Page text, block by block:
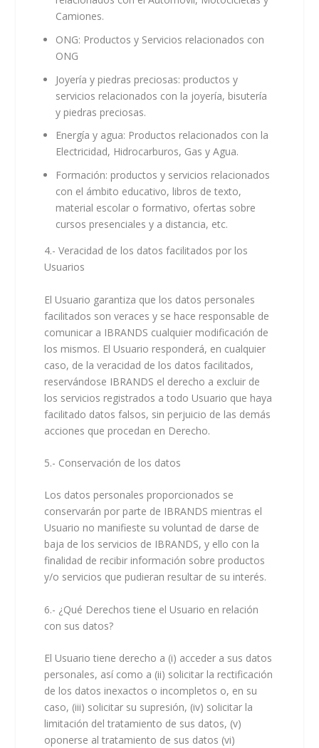
Camiones.
ONG: Productos y Servicios relacionados con
ONG
Joyería y piedras preciosas: productos y
servicios relacionados con la joyería, bisutería
y piedras preciosas.
Energía y agua: Productos relacionados con la
Electricidad, Hidrocarburos, Gas y Agua.
Formación: productos y servicios relacionados
con el ámbito educativo, libros de texto,
material escolar o formativo, ofertas sobre
cursos presenciales y a distancia, etc.
4.- Veracidad de los datos facilitados por los
Usuarios
El Usuario garantiza que los datos personales
facilitados son veraces y se hace responsable de
comunicar a IBRANDS cualquier modificación de
los mismos. El Usuario responderá, en cualquier
caso, de la veracidad de los datos facilitados,
reservándose IBRANDS el derecho a excluir de
los servicios registrados a todo Usuario que haya
facilitado datos falsos, sin perjuicio de las demás
acciones que procedan en Derecho.
5.- Conservación de los datos
Los datos personales proporcionados se
conservarán por parte de IBRANDS mientras el
Usuario no manifieste su voluntad de darse de
baja de los servicios de IBRANDS, y ello con la
finalidad de recibir información sobre productos
y/o servicios que pudieran resultar de su interés.
6.- ¿Qué Derechos tiene el Usuario en relación
con sus datos?
El Usuario tiene derecho a (i) acceder a sus datos
personales, así como a (ii) solicitar la rectificación
de los datos inexactos o incompletos o, en su
caso, (iii) solicitar su supresión, (iv) solicitar la
limitación del tratamiento de sus datos, (v)
oponerse al tratamiento de sus datos (vi)